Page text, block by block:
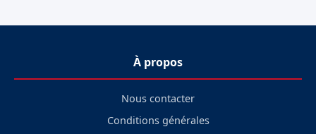
À propos
Nous contacter
Conditions générales